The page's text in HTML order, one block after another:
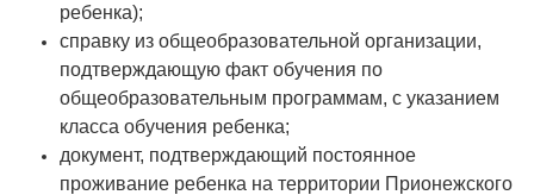
ребенка);
справку из общеобразовательной организации,
подтверждающую факт обучения по
общеобразовательным программам, с указанием
класса обучения ребенка;
документ, подтверждающий постоянное
проживание ребенка на территории Прионежского